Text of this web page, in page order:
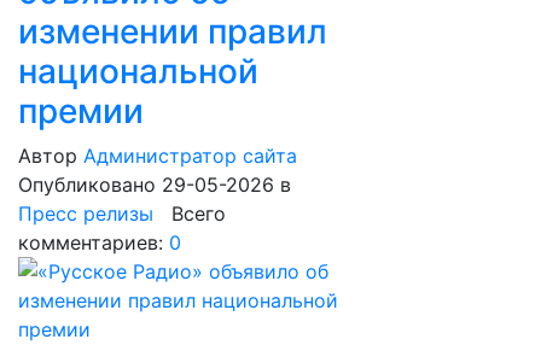
изменении правил
национальной
премии
Автор Администратор сайта
Опубликовано 29-05-2026 в
Пресс релизы Всего
комментариев: 0